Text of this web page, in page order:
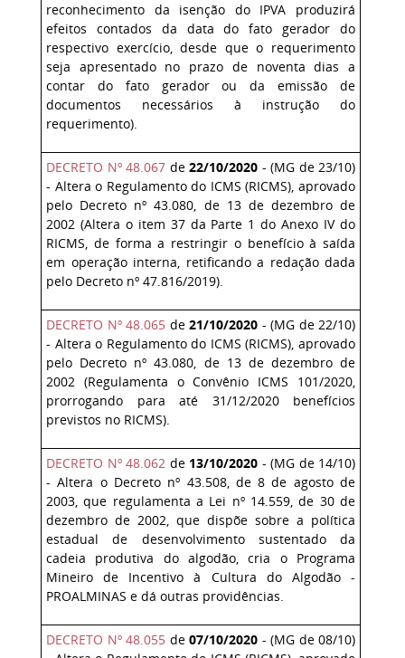
reconhecimento da isenção do IPVA produzirá
efeitos contados da data do fato gerador do
respectivo exercício, desde que o requerimento
seja apresentado no prazo de noventa dias a
contar do fato gerador ou da emissão de
documentos necessários à instrução do
requerimento).
DECRETO Nº 48.067 de 22/10/2020 - (MG de 23/10)
- Altera o Regulamento do ICMS (RICMS), aprovado
pelo Decreto nº 43.080, de 13 de dezembro de
2002 (Altera o item 37 da Parte 1 do Anexo IV do
RICMS, de forma a restringir o benefício à saída
em operação interna, retificando a redação dada
pelo Decreto nº 47.816/2019).
DECRETO Nº 48.065 de 21/10/2020 - (MG de 22/10)
- Altera o Regulamento do ICMS (RICMS), aprovado
pelo Decreto nº 43.080, de 13 de dezembro de
2002 (Regulamenta o Convênio ICMS 101/2020,
prorrogando para até 31/12/2020 benefícios
previstos no RICMS).
DECRETO Nº 48.062 de 13/10/2020 - (MG de 14/10)
-Altera o Decreto nº 43.508, de 8 de agosto de
2003, que regulamenta a Lei nº 14.559, de 30 de
dezembro de 2002, que dispõe sobre a política
estadual de desenvolvimento sustentado da
cadeia produtiva do algodão, cria o Programa
Mineiro de Incentivo à Cultura do Algodão -
PROALMINAS e dá outras providências.
DECRETO Nº 48.055 de 07/10/2020 - (MG de 08/10)